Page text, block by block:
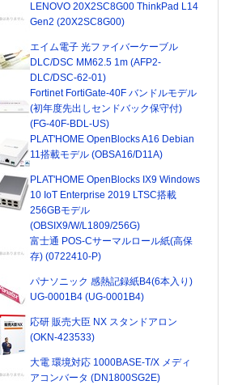
LENOVO 20X2SC8G00 ThinkPad L14
Gen2 (20X2SC8G00)
エイム電子 光ファイバーケーブル
DLC/DSC MM62.5 1m (AFP2-
DLC/DSC-62-01)
Fortinet FortiGate-40F バンドルモデル
(初年度先出しセンドバック保守付)
(FG-40F-BDL-US)
PLAT'HOME OpenBlocks A16 Debian
11搭載モデル (OBSA16/D11A)
PLAT'HOME OpenBlocks IX9 Windows
10 IoT Enterprise 2019 LTSC搭載
256GBモデル
(OBSIX9/W/L1809/256G)
富士通 POS-Cサーマルロール紙(高保
存) (0722410-P)
パナソニック 感熱記録紙B4(6本入り)
UG-0001B4 (UG-0001B4)
応研 販売大臣 NX スタンドアロン
(OKN-423533)
大電 環境対応 1000BASE-T/X メディ
アコンバータ (DN1800SG2E)